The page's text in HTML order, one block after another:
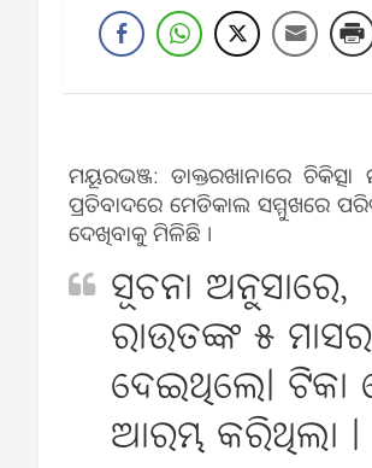
ମୟୂରଭଞ୍ଜ: ଡାକ୍ତରଖାନାରେ
ପ୍ରତିବାଦରେ ମେଡିକାଲ ସମ୍ମୁଖରେ
ଦେଖିବାକୁ ମିଳିଛି ।
ସୂଚନା ଅନୁସାରେ,
ରାଉତଙ୍କ ୫
ଦେଇଥିଲେ। ଟିକା
ଆରମ୍ଭ କରିଥିଲା ।